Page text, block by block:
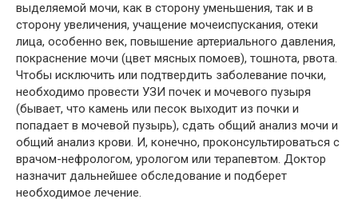
выделяемой мочи, как в сторону уменьшения, так и в
сторону увеличения, учащение мочеиспускания, отеки
лица, особенно век, повышение артериального давления,
покраснение мочи (цвет мясных помоев), тошнота, рвота.
Чтобы исключить или подтвердить заболевание почки,
необходимо провести УЗИ почек и мочевого пузыря
(бывает, что камень или песок выходит из почки и
попадает в мочевой пузырь), сдать общий анализ мочи и
общий анализ крови. И, конечно, проконсультироваться с
врачом-нефрологом, урологом или терапевтом. Доктор
назначит дальнейшее обследование и подберет
необходимое лечение.